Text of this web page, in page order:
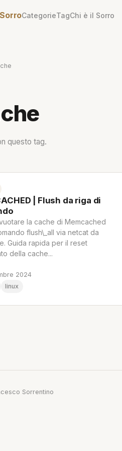
CategorieTagChi è il Sorro
questo tag.
| Flush da riga di
la cache di Memcached
flush\_all via netcat da
Guida rapida per il reset
della cache...
2024
linux
Sorrentino